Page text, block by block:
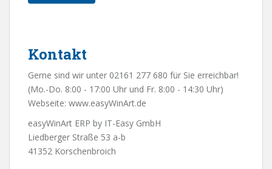
Kontakt
Gerne sind wir unter 02161 277 680 für Sie erreichbar!
(Mo.-Do. 8:00 - 17:00 Uhr und Fr. 8:00 - 14:30 Uhr)
Webseite: www.easyWinArt.de
easyWinArt ERP by IT-Easy GmbH
Liedberger Straße 53 a-b
41352 Korschenbroich